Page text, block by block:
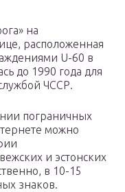
на
расположенная
U-60 в
до 1990 года для
ЧССР.
пограничных
можно
и эстонских
в 10-15
знаков.